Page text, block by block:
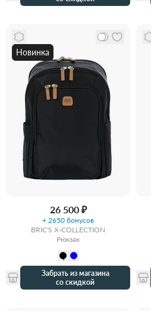
Новинка
26 500 ₽
+ 2650 бонусов
BRIC'S X-COLLECTION
Рюкзак
Забрать из магазина
со скидкой